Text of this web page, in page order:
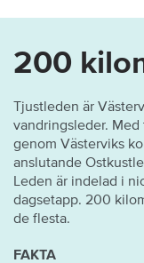
200
Tjustleden är
vandringsleder.
genom Västerviks
anslutande
Leden är indelad i
dagsetapp. 200
de flesta.
FAKTA